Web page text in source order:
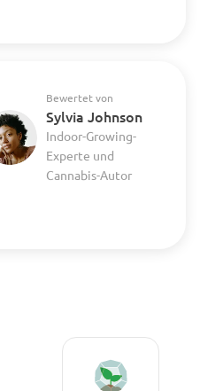
Bewertet von
Sylvia Johnson
Indoor-Growing-
Experte und
Cannabis-Autor